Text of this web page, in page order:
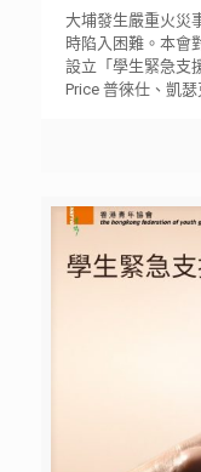
大埔發生嚴重火災
時陷入困難。本會
設立「學生緊急支
Price 普徠仕、凱